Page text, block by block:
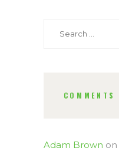
COMMENTS
Adam Brown on